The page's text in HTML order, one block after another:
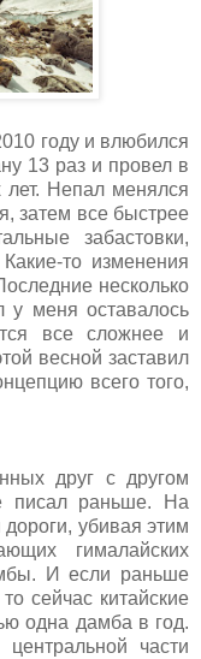
году и влюбился
13 раз и провел в
Непал менялся
затем все быстрее
забастовки,
то изменения
несколько
у меня оставалось
все сложнее и
весной заставил
всего того,
друг с другом
писал раньше. На
убивая этим
гималайских
И если раньше
сейчас китайские
одна дамба в год.
части